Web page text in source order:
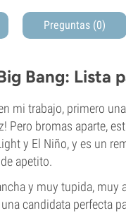
Preguntas (0)
Bang: Lista
mi trabajo, primero
Pero bromas aparte,
y El Niño, y es un
apetito.
y muy tupida,
candidata perfecta